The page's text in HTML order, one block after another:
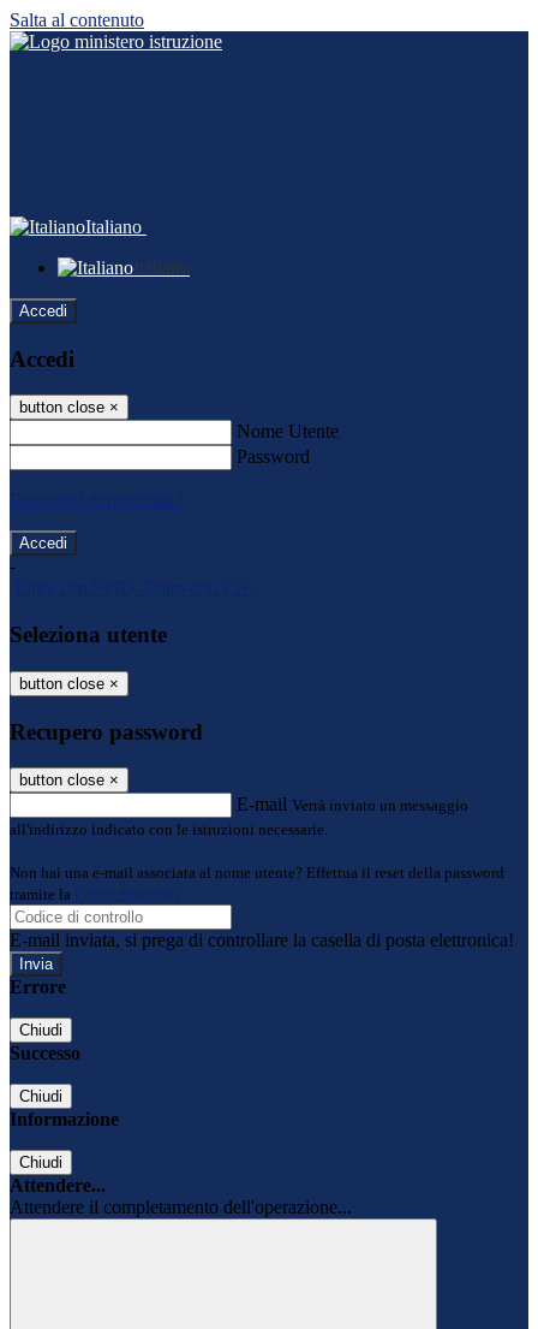
Salta al contenuto
Italiano
Italiano
Accedi
Accedi
button close ×
Nome Utente
Password
Password dimenticata?
-
Entra con SPID
Entra con CIE
Seleziona utente
button close ×
Recupero password
button close ×
E-mail Verrà inviato un messaggio
all'indirizzo indicato con le istruzioni necessarie.
Non hai una e-mail associata al nome utente? Effettua il reset della password
tramite la
Login Spaggiari
E-mail inviata, si prega di controllare la casella di posta elettronica!
Errore
Chiudi
Successo
Chiudi
Informazione
Chiudi
Attendere...
Attendere il completamento dell'operazione...